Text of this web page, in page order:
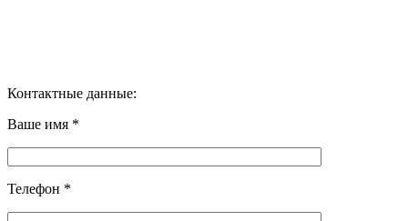
Контактные данные:
Ваше имя *
Телефон *